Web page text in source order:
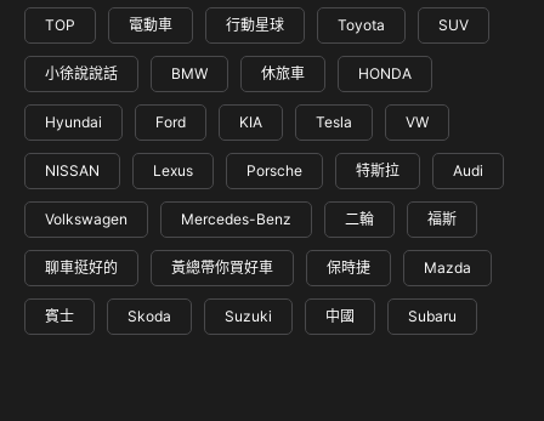
TOP 電動車 行動星球 Toyota SUV
小徐說說話 BMW 休旅車 HONDA
Hyundai Ford KIA Tesla VW
NISSAN Lexus Porsche 特斯拉 Audi
Volkswagen Mercedes-Benz 二輪 福斯
聊車挺好的 黃總帶你買好車 保時捷 Mazda
賓士 Skoda Suzuki 中國 Subaru